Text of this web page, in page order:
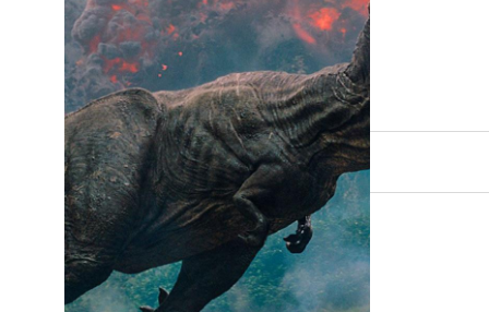
FITXA TÈCNICA
Direcció:
Juan Antonio Bayona
Intèrprets:
Chris Pratt
Bryce Dallas Howard
Rafe Spall
Justice Smith
Daniella Pineda